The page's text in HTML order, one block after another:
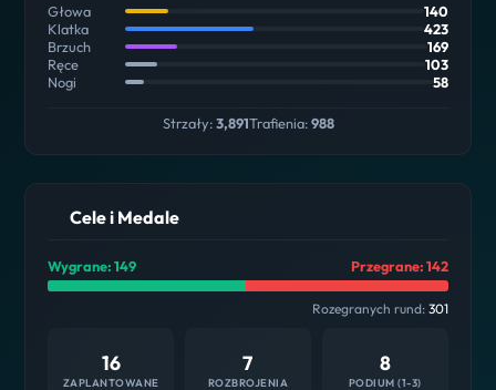
Głowa
140
Klatka
423
Brzuch
169
Ręce
103
Nogi
58
Strzały:3,891Trafienia:988
Cele i Medale
Wygrane: 149 Przegrane: 142
Rozegranych rund: 301
16
ZAPLANTOWANE
7
ROZBROJENIA
8
PODIUM (1-3)